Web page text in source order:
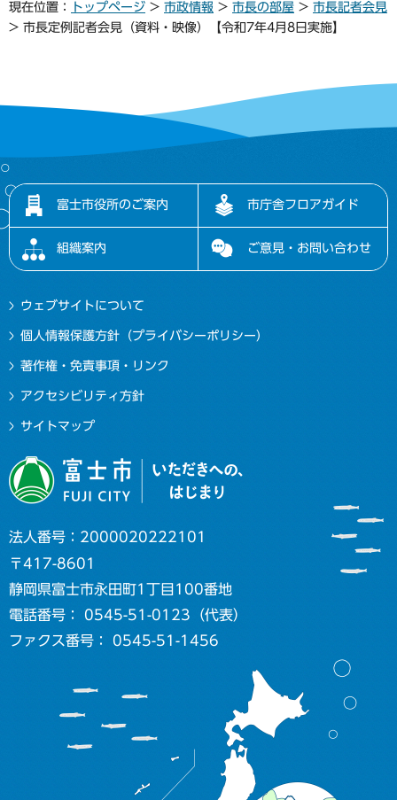
現在位置： トップページ > 市政情報 > 市長の部屋 > 市長記者会見
> 市長定例記者会見（資料・映像）【令和7年4月8日実施】
富士市役所のご案内 市庁舎フロアガイド
組織案内 ご意見・お問い合わせ
ウェブサイトについて
個人情報保護方針（プライバシーポリシー）
著作権・免責事項・リンク
アクセシビリティ方針
サイトマップ
法人番号：2000020222101
〒417-8601
静岡県富士市永田町1丁目100番地
電話番号： 0545-51-0123（代表）
ファクス番号： 0545-51-1456